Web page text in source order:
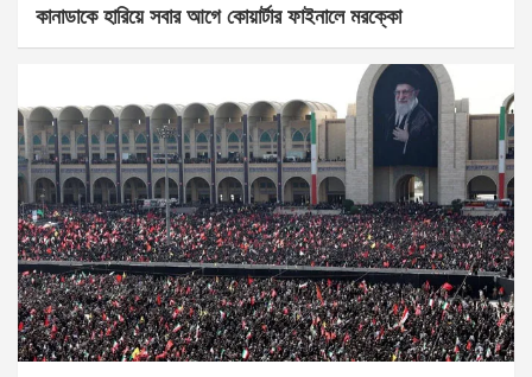
কানাডাকে হারিয়ে সবার আগে কোয়ার্টার ফাইনালে মরক্কো